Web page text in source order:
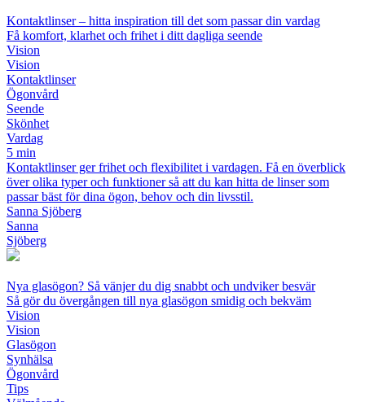
Kontaktlinser – hitta inspiration till det som passar din vardag
Få komfort, klarhet och frihet i ditt dagliga seende
Vision
Vision
Kontaktlinser
Ögonvård
Seende
Skönhet
Vardag
5 min
Kontaktlinser ger frihet och flexibilitet i vardagen. Få en överblick
över olika typer och funktioner så att du kan hitta de linser som
passar bäst för dina ögon, behov och din livsstil.
Sanna Sjöberg
Sanna
Sjöberg
Nya glasögon? Så vänjer du dig snabbt och undviker besvär
Så gör du övergången till nya glasögon smidig och bekväm
Vision
Vision
Glasögon
Synhälsa
Ögonvård
Tips